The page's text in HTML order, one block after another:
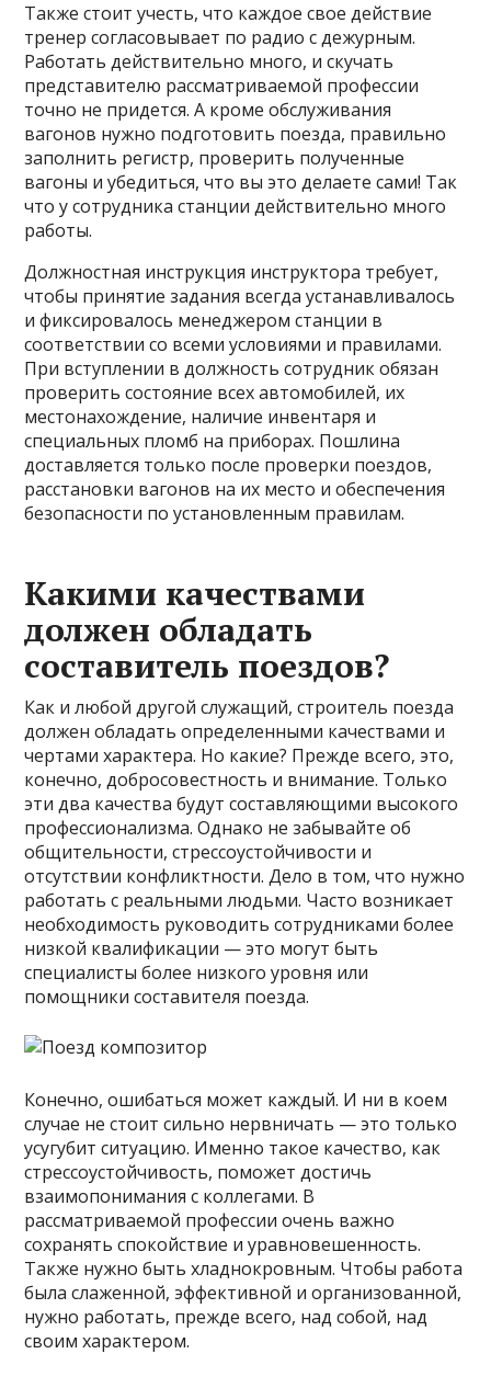
Также стоит учесть, что каждое свое действие
тренер согласовывает по радио с дежурным.
Работать действительно много, и скучать
представителю рассматриваемой профессии
точно не придется. А кроме обслуживания
вагонов нужно подготовить поезда, правильно
заполнить регистр, проверить полученные
вагоны и убедиться, что вы это делаете сами! Так
что у сотрудника станции действительно много
работы.
Должностная инструкция инструктора требует,
чтобы принятие задания всегда устанавливалось
и фиксировалось менеджером станции в
соответствии со всеми условиями и правилами.
При вступлении в должность сотрудник обязан
проверить состояние всех автомобилей, их
местонахождение, наличие инвентаря и
специальных пломб на приборах. Пошлина
доставляется только после проверки поездов,
расстановки вагонов на их место и обеспечения
безопасности по установленным правилам.
Какими качествами
должен обладать
составитель поездов?
Как и любой другой служащий, строитель поезда
должен обладать определенными качествами и
чертами характера. Но какие? Прежде всего, это,
конечно, добросовестность и внимание. Только
эти два качества будут составляющими высокого
профессионализма. Однако не забывайте об
общительности, стрессоустойчивости и
отсутствии конфликтности. Дело в том, что нужно
работать с реальными людьми. Часто возникает
необходимость руководить сотрудниками более
низкой квалификации — это могут быть
специалисты более низкого уровня или
помощники составителя поезда.
Конечно, ошибаться может каждый. И ни в коем
случае не стоит сильно нервничать — это только
усугубит ситуацию. Именно такое качество, как
стрессоустойчивость, поможет достичь
взаимопонимания с коллегами. В
рассматриваемой профессии очень важно
сохранять спокойствие и уравновешенность.
Также нужно быть хладнокровным. Чтобы работа
была слаженной, эффективной и организованной,
нужно работать, прежде всего, над собой, над
своим характером.